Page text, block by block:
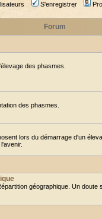
S'enregistrer
Forum
des phasmes.
des phasmes.
lors du démarrage d'un
géographique. Un doute